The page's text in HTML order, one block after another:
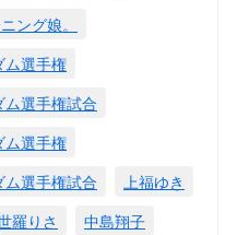
ング娘。
ム選手権
選手権試合
ム選手権
選手権試合
上福ゆき
羅りさ
中島翔子